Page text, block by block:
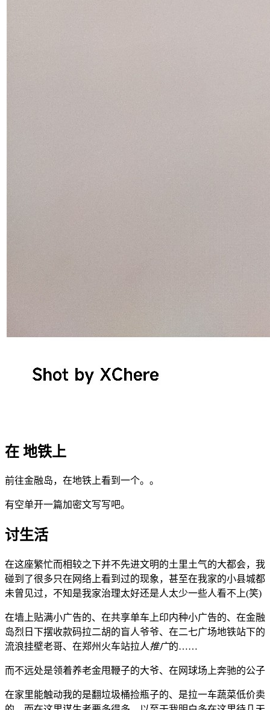
在 地铁上
前往金融岛，在地铁上看到一个。。
有空单开一篇加密文写写吧。
讨生活
在这座繁忙而相较之下并不先进文明的土里土气的大都会，我
碰到了很多只在网络上看到过的现象，甚至在我家的小县城都
未曾见过，不知是我家治理太好还是人太少一些人看不上(笑)
在墙上贴满小广告的、在共享单车上印内种小广告的、在金融
岛烈日下摆收款码拉二胡的盲人爷爷、在二七广场地铁站下的
流浪挂壁老哥、在郑州火车站拉人推广的……
而不远处是领着养老金甩鞭子的大爷、在网球场上奔驰的公子
在家里能触动我的是翻垃圾桶捡瓶子的、是拉一车蔬菜低价卖